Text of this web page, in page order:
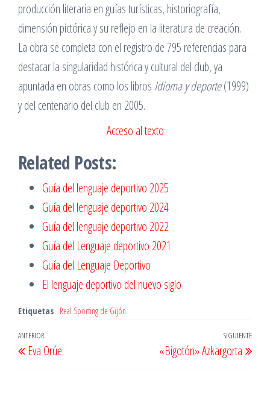
producción literaria en guías turísticas, historiografía,
dimensión pictórica y su reflejo en la literatura de creación.
La obra se completa con el registro de 795 referencias para
destacar la singularidad histórica y cultural del club, ya
apuntada en obras como los libros Idioma y deporte(1999)
y del centenario del club en 2005.
Acceso al texto
Related Posts:
Guía del lenguaje deportivo 2025
Guía del lenguaje deportivo 2024
Guía del lenguaje deportivo 2022
Guía del Lenguaje deportivo 2021
Guía del Lenguaje Deportivo
El lenguaje deportivo del nuevo siglo
Etiquetas Real Sporting de Gijón
Navegación
de
Entrada
anterior
ANTERIOR
Eva Orúe
SIGUIENTE
«Bigotón» Azkargorta